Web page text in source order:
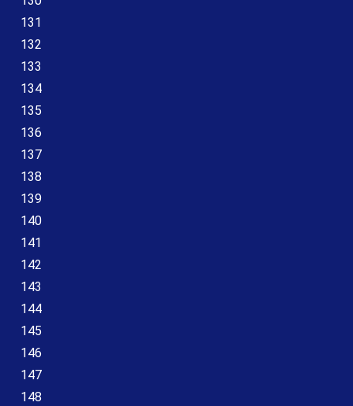
131
132
133
134
135
136
137
138
139
140
141
142
143
144
145
146
147
148